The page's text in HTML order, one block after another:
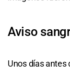
Aviso
Unos días antes